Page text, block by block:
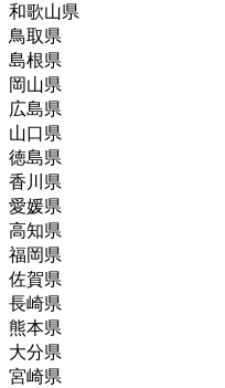
和歌山県
鳥取県
島根県
岡山県
広島県
山口県
徳島県
香川県
愛媛県
高知県
福岡県
佐賀県
長崎県
熊本県
大分県
宮崎県